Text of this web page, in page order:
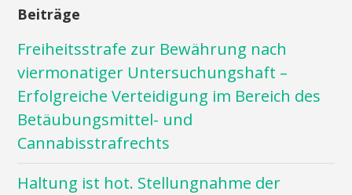
Beiträge
Freiheitsstrafe zur Bewährung nach
viermonatiger Untersuchungshaft –
Erfolgreiche Verteidigung im Bereich des
Betäubungsmittel- und
Cannabisstrafrechts
Haltung ist hot. Stellungnahme der